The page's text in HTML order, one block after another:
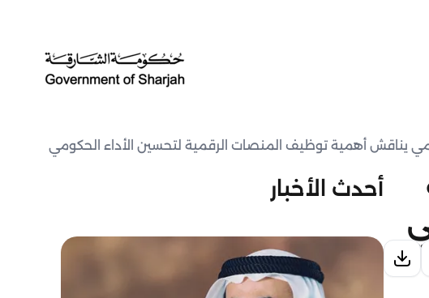
يناقش أهمية توظيف المنصات الرقمية لتحسين الأداء الحكومي
أحدث الأخبار